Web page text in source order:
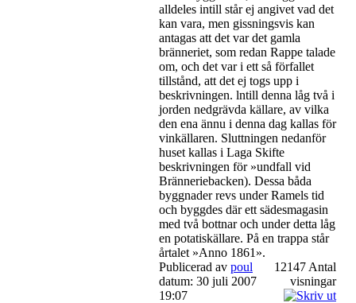
alldeles intill står ej angivet vad det
kan vara, men gissningsvis kan
antagas att det var det gamla
bränneriet, som redan Rappe talade
om, och det var i ett så förfallet
tillstånd, att det ej togs upp i
beskrivningen. lntill denna låg två i
jorden nedgrävda källare, av vilka
den ena ännu i denna dag kallas för
vinkällaren. Sluttningen nedanför
huset kallas i Laga Skifte
beskrivningen för »undfall vid
Bränneriebacken). Dessa båda
byggnader revs under Ramels tid
och byggdes där ett sädesmagasin
med två bottnar och under detta låg
en potatiskällare. På en trappa står
årtalet »Anno 1861».
Publicerad av poul
datum: 30 juli 2007
19:07
12147 Antal
visningar